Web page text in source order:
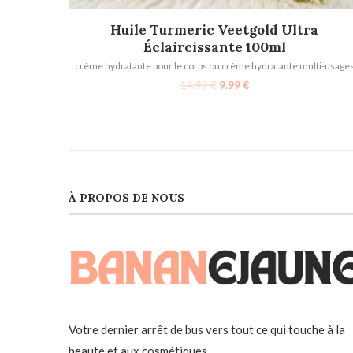
AJOUTER AU PANIER
Huile Turmeric Veetgold Ultra
Éclaircissante 100ml
crème hydratante pour le corps ou crème hydratante multi-
14.99€ 9.99€
À PROPOS DE NOUS
Votre dernier arrêt de bus vers tout ce qui touche à la